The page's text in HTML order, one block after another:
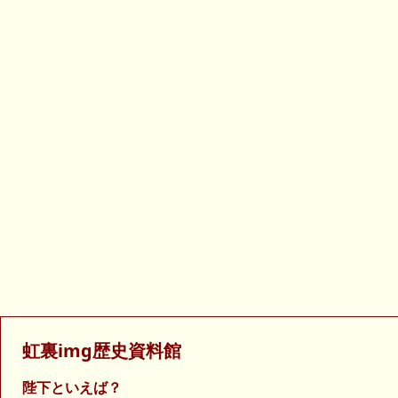
虹裏img歴史資料館
陛下といえば？